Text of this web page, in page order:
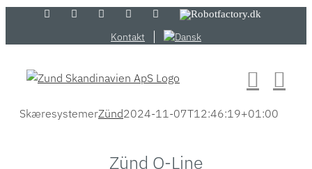
content
LinkedInYouTubeFlickr Email
Zünd
Store
Robotfactory.dk
Kontakt
SkæresystemerZünd2024-11-07T12:46:19+01:00
Zünd Q-Line